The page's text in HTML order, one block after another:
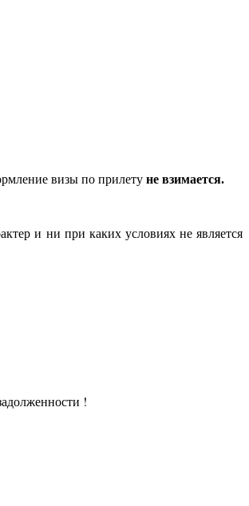
визы по прилету не взимается.
и ни при каких условиях не является
!